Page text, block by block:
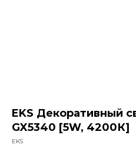
EKS Декоративный
GX5340 [5W, 4200К]
EKS